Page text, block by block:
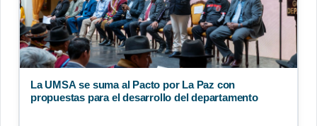
La UMSA se suma al Pacto por La Paz con
propuestas para el desarrollo del departamento